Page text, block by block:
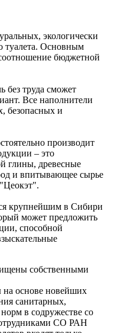
экологически
туалета. Основным
бюджетной
без труда сможет
Все наполнители
безопасных и
производит
– это
глины, древесные
и впитывающее сырье
крупнейшим в Сибири
может предложить
способной
собственными
на основе новейших
санитарных,
в содружестве со
СО РАН